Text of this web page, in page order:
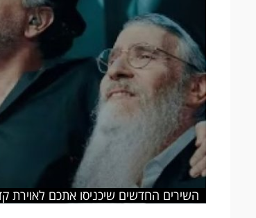
השירים החדשים שיכניסו אתכם לאוירת